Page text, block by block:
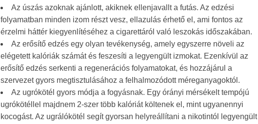
Az úszás azoknak ajánlott, akiknek ellenjavallt a futás. Az edzési
folyamatban minden izom részt vesz, ellazulás érhető el, ami fontos az
érzelmi háttér kiegyenlítéséhez a cigarettáról való leszokás időszakában.
Az erősítő edzés egy olyan tevékenység, amely egyszerre növeli az
elégetett kalóriák számát és feszesíti a legyengült izmokat. Ezenkívül az
erősítő edzés serkenti a regenerációs folyamatokat, és hozzájárul a
szervezet gyors megtisztulásához a felhalmozódott méreganyagoktól.
Az ugrókötél gyors módja a fogyásnak. Egy órányi mérsékelt tempójú
ugrókötéllel majdnem 2-szer több kalóriát költenek el, mint ugyanennyi
kocogást. Az ugrálókötél segít gyorsan helyreállítani a nikotintól legyengült